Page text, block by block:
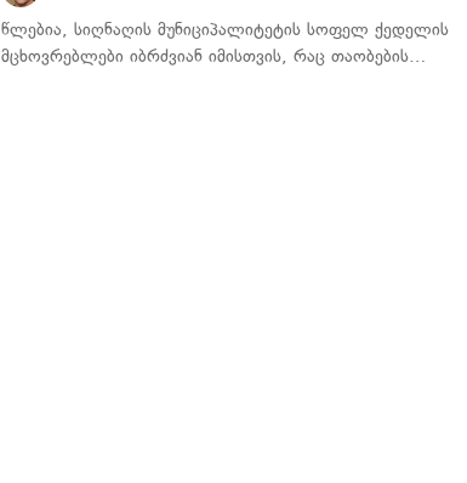
წლებია, სიღნაღის მუნიციპალიტეტის სოფელ ქედელის
მცხოვრებლები იბრძვიან იმისთვის, რაც თაობების…